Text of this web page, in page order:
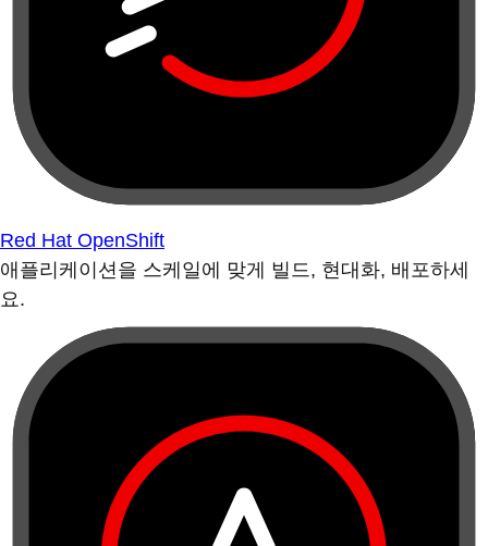
Red Hat OpenShift
애플리케이션을 스케일에 맞게 빌드, 현대화, 배포하세
요.